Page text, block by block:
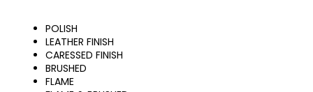
POLISH
LEATHER FINISH
CARESSED FINISH
BRUSHED
FLAME